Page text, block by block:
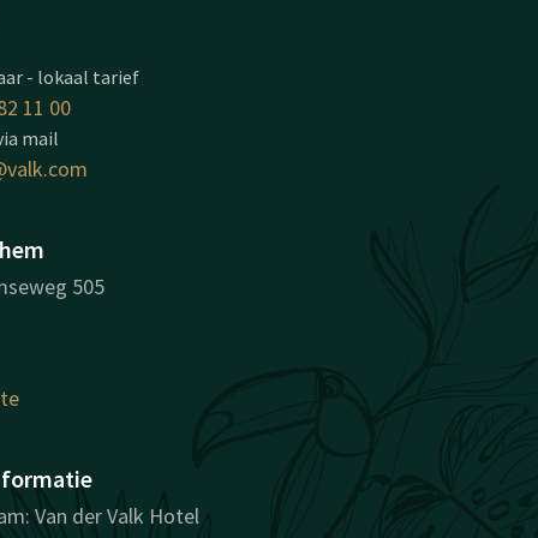
- lokaal tarief
11 00
mail
505
Van der Valk Hotel